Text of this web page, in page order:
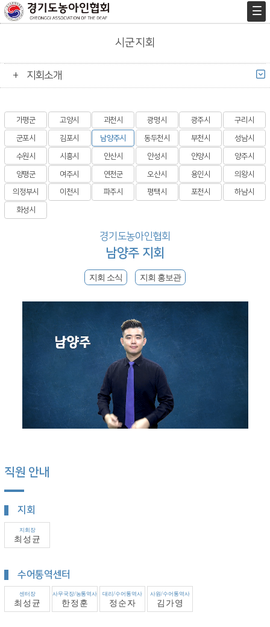
시군지회
지회소개
가평군 고양시 과천시 광명시 광주시 구리시
군포시 김포시 남양주시 동두천시 부천시 성남시
수원시 시흥시 안산시 안성시 안양시 양주시
양평군 여주시 연천군 오산시 용인시 의왕시
의정부시 이천시 파주시 평택시 포천시 하남시
화성시
경기도농아인협회
남양주 지회
지회 소식 지회 홍보관
직원 안내
지회
지회장
최성균
수어통역센터
센터장
최성균
사무국장/농통역사
한정훈
대리/수어통역사
정순자
사원/수어통역사
김가영